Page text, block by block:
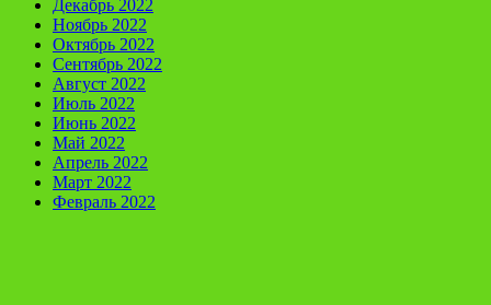
Декабрь 2022
Ноябрь 2022
Октябрь 2022
Сентябрь 2022
Август 2022
Июль 2022
Июнь 2022
Май 2022
Апрель 2022
Март 2022
Февраль 2022